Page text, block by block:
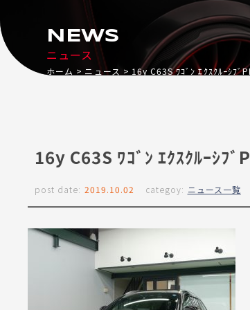
ニュース
NEWS
ホーム ニュース 16y C63S ﾜｺﾞﾝ ｴｸｽｸﾙｰｼﾌﾞ
16y C63S ﾜｺﾞﾝ ｴｸｽｸﾙｰｼﾌ
post date: 2019.10.02 categoy: ニュース一覧